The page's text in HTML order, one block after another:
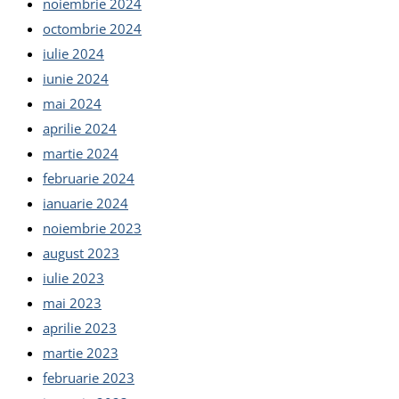
octombrie 2024
iulie 2024
iunie 2024
mai 2024
aprilie 2024
martie 2024
februarie 2024
ianuarie 2024
noiembrie 2023
august 2023
iulie 2023
mai 2023
aprilie 2023
martie 2023
februarie 2023